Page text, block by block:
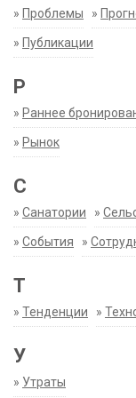
» Проблемы »
» Публикации
Р
» Раннее
» Рынок
С
» Санатории »
» События »
Т
» Тенденции »
У
» Утраты